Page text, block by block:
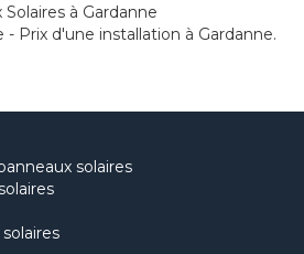
à Gardanne
- Prix d'une installation à Gardanne.
solaires